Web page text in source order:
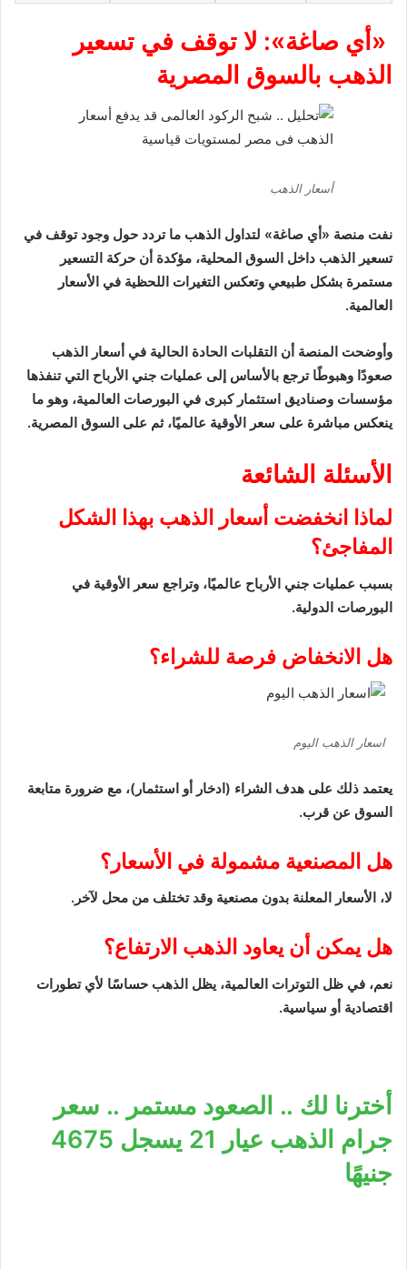
«أي صاغة»: لا توقف في تسعير
الذهب بالسوق المصرية
أسعار الذهب
نفت منصة «أي صاغة» لتداول الذهب ما تردد حول وجود توقف في
تسعير الذهب داخل السوق المحلية، مؤكدة أن حركة التسعير
مستمرة بشكل طبيعي وتعكس التغيرات اللحظية في الأسعار
العالمية.
وأوضحت المنصة أن التقلبات الحادة الحالية في أسعار الذهب
صعودًا وهبوطًا ترجع بالأساس إلى عمليات جني الأرباح التي تنفذها
مؤسسات وصناديق استثمار كبرى في البورصات العالمية، وهو ما
ينعكس مباشرة على سعر الأوقية عالميًا، ثم على السوق المصرية.
الأسئلة الشائعة
لماذا انخفضت أسعار الذهب بهذا الشكل
المفاجئ؟
بسبب عمليات جني الأرباح عالميًا، وتراجع سعر الأوقية في
البورصات الدولية.
هل الانخفاض فرصة للشراء؟
اسعار الذهب اليوم
يعتمد ذلك على هدف الشراء (ادخار أو استثمار)، مع ضرورة متابعة
السوق عن قرب.
هل المصنعية مشمولة في الأسعار؟
لا، الأسعار المعلنة بدون مصنعية وقد تختلف من محل لآخر.
هل يمكن أن يعاود الذهب الارتفاع؟
نعم، في ظل التوترات العالمية، يظل الذهب حساسًا لأي تطورات
اقتصادية أو سياسية.
أخترنا لك .. الصعود مستمر .. سعر
جرام الذهب عيار 21 يسجل 4675
جنيهًا